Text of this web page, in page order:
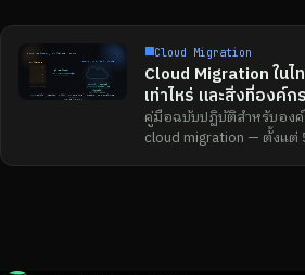
■Cloud Migration
Cloud Migration ในไ
เท่าไหร่ และสิ่งที่องค์
คู่มือฉบับปฏิบัติสำหรับองค์
cloud migration — ตั้งแต่